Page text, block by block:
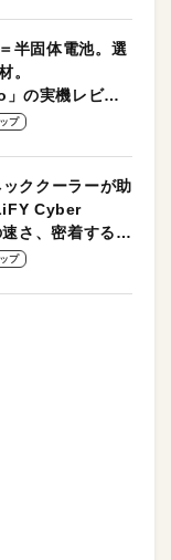
半固体電池。選
。
の実機レビュ
プ
ククーラーが助
Cyber
さ、密着する冷
作性がグッド！
プ